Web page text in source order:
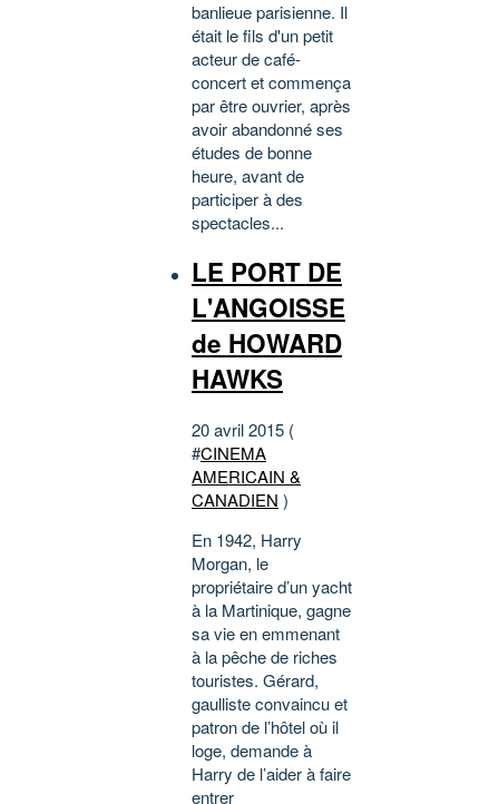
banlieue parisienne. Il
était le fils d'un petit
acteur de café-
concert et commença
par être ouvrier, après
avoir abandonné ses
études de bonne
heure, avant de
participer à des
spectacles...
LE PORT DE
L'ANGOISSE
de HOWARD
HAWKS
20 avril 2015 (
#CINEMA
AMERICAIN &
CANADIEN )
En 1942, Harry
Morgan, le
propriétaire d’un yacht
à la Martinique, gagne
sa vie en emmenant
à la pêche de riches
touristes. Gérard,
gaulliste convaincu et
patron de l’hôtel où il
loge, demande à
Harry de l’aider à faire
entrer